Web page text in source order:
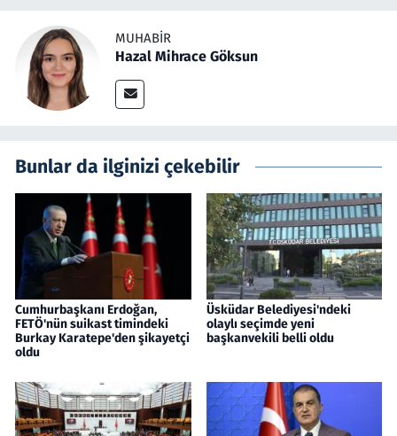
MUHABIR
Hazal Mihrace Göksun
Bunlar da ilginizi çekebilir
Cumhurbaşkanı Erdoğan,
FETÖ'nün suikast timindeki
Burkay Karatepe'den şikayetçi
oldu
Üsküdar Belediyesi'ndeki
olaylı seçimde yeni
başkanvekili belli oldu